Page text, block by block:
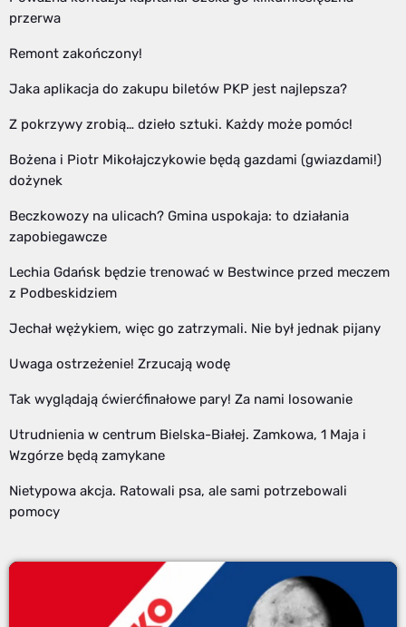
przerwa
Remont zakończony!
Jaka aplikacja do zakupu biletów PKP jest najlepsza?
Z pokrzywy zrobią… dzieło sztuki. Każdy może pomóc!
Bożena i Piotr Mikołajczykowie będą gazdami (gwiazdami!)
dożynek
Beczkowozy na ulicach? Gmina uspokaja: to działania
zapobiegawcze
Lechia Gdańsk będzie trenować w Bestwince przed meczem
z Podbeskidziem
Jechał wężykiem, więc go zatrzymali. Nie był jednak pijany
Uwaga ostrzeżenie! Zrzucają wodę
Tak wyglądają ćwierćfinałowe pary! Za nami losowanie
Utrudnienia w centrum Bielska-Białej. Zamkowa, 1 Maja i
Wzgórze będą zamykane
Nietypowa akcja. Ratowali psa, ale sami potrzebowali
pomocy